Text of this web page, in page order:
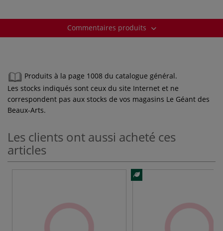
Commentaires produits
Produits à la page 1008 du catalogue général.
Les stocks indiqués sont ceux du site Internet et ne
correspondent pas aux stocks de vos magasins Le Géant des
Beaux-Arts.
Les clients ont aussi acheté ces
articles